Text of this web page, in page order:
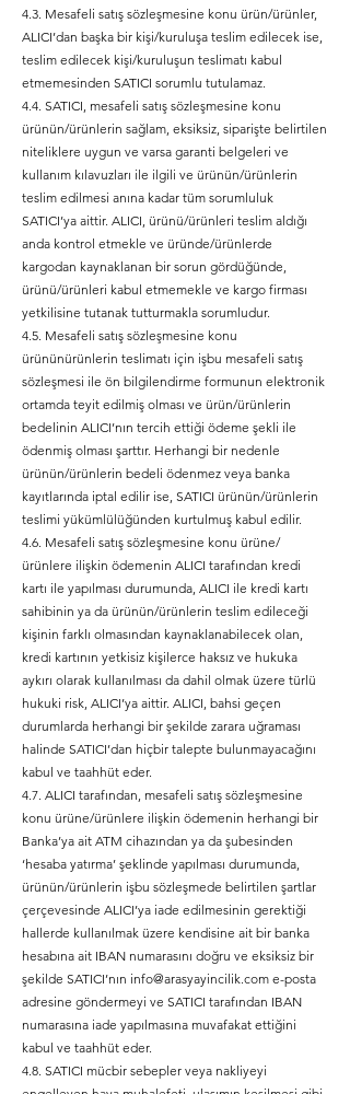
4.3. Mesafeli satış sözleşmesine konu ürün/ürünler,
ALICI’dan başka bir kişi/kuruluşa teslim edilecek ise,
teslim edilecek kişi/kuruluşun teslimatı kabul
etmemesinden SATICI sorumlu tutulamaz.
4.4. SATICI, mesafeli satış sözleşmesine konu
ürünün/ürünlerin sağlam, eksiksiz, siparişte belirtilen
niteliklere uygun ve varsa garanti belgeleri ve
kullanım kılavuzları ile ilgili ve ürünün/ürünlerin
teslim edilmesi anına kadar tüm sorumluluk
SATICI’ya aittir. ALICI, ürünü/ürünleri teslim aldığı
anda kontrol etmekle ve üründe/ürünlerde
kargodan kaynaklanan bir sorun gördüğünde,
ürünü/ürünleri kabul etmemekle ve kargo firması
yetkilisine tutanak tutturmakla sorumludur.
4.5. Mesafeli satış sözleşmesine konu
ürününürünlerin teslimatı için işbu mesafeli satış
sözleşmesi ile ön bilgilendirme formunun elektronik
ortamda teyit edilmiş olması ve ürün/ürünlerin
bedelinin ALICI’nın tercih ettiği ödeme şekli ile
ödenmiş olması şarttır. Herhangi bir nedenle
ürünün/ürünlerin bedeli ödenmez veya banka
kayıtlarında iptal edilir ise, SATICI ürünün/ürünlerin
teslimi yükümlülüğünden kurtulmuş kabul edilir.
4.6. Mesafeli satış sözleşmesine konu ürüne/
ürünlere ilişkin ödemenin ALICI tarafından kredi
kartı ile yapılması durumunda, ALICI ile kredi kartı
sahibinin ya da ürünün/ürünlerin teslim edileceği
kişinin farklı olmasından kaynaklanabilecek olan,
kredi kartının yetkisiz kişilerce haksız ve hukuka
aykırı olarak kullanılması da dahil olmak üzere türlü
hukuki risk, ALICI’ya aittir. ALICI, bahsi geçen
durumlarda herhangi bir şekilde zarara uğraması
halinde SATICI’dan hiçbir talepte bulunmayacağını
kabul ve taahhüt eder.
4.7. ALICI tarafından, mesafeli satış sözleşmesine
konu ürüne/ürünlere ilişkin ödemenin herhangi bir
Banka’ya ait ATM cihazından ya da şubesinden
‘hesaba yatırma’ şeklinde yapılması durumunda,
ürünün/ürünlerin işbu sözleşmede belirtilen şartlar
çerçevesinde ALICI’ya iade edilmesinin gerektiği
hallerde kullanılmak üzere kendisine ait bir banka
hesabına ait IBAN numarasını doğru ve eksiksiz bir
şekilde SATICI’nın info@arasyayincilik.com e-posta
adresine göndermeyi ve SATICI tarafından IBAN
numarasına iade yapılmasına muvafakat ettiğini
kabul ve taahhüt eder.
4.8. SATICI mücbir sebepler veya nakliyeyi